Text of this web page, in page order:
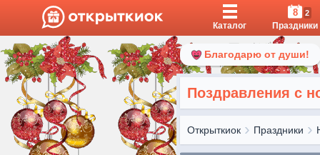
Каталог
8 2
Праздники
Благодарю от души!
Поздравления с
Открыткиок Праздники